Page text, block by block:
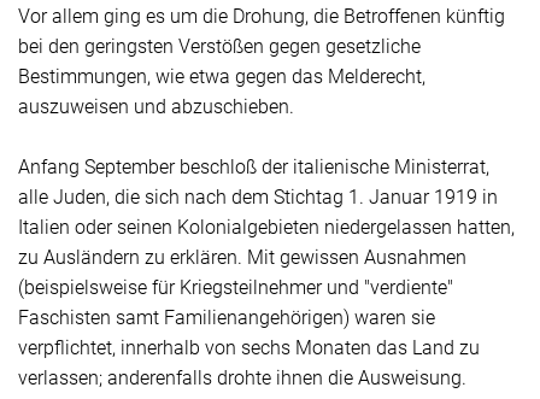
Vor allem ging es um die Drohung, die Betroffenen künftig
bei den geringsten Verstößen gegen gesetzliche
Bestimmungen, wie etwa gegen das Melderecht,
auszuweisen und abzuschieben.
Anfang September beschloß der italienische Ministerrat,
alle Juden, die sich nach dem Stichtag 1. Januar 1919 in
Italien oder seinen Kolonialgebieten niedergelassen hatten,
zu Ausländern zu erklären. Mit gewissen Ausnahmen
(beispielsweise für Kriegsteilnehmer und "verdiente"
Faschisten samt Familienangehörigen) waren sie
verpflichtet, innerhalb von sechs Monaten das Land zu
verlassen; anderenfalls drohte ihnen die Ausweisung.